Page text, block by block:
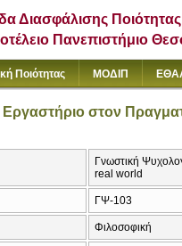
Διασφάλισης Ποιότητας
Πανεπιστήμιο
Ποιότητας ΜΟΔΙΠ
στον
Γνωστική
real world
ΓΨ-103
Φιλοσοφική